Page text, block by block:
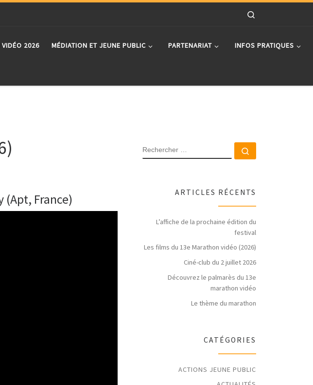
VIDÉO 2026 MÉDIATION ET JEUNE PUBLIC PARTENARIAT INFOS PRATIQUES
(Apt, France)
RECHERCHER
ARTICLES RÉCENTS
L’affiche de la prochaine édition du
festival
Les films du 13e Marathon vidéo (2026)
Ciné-club du 2 juillet 2026
Découvrez le palmarès du 13e
marathon vidéo
Le thème du marathon
CATÉGORIES
ACTIONS JEUNE PUBLIC